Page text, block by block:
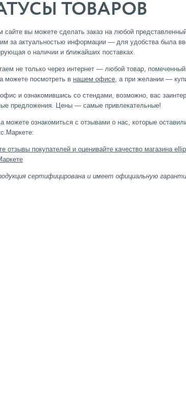
ТОВАРОВ
сайте вы можете сделать заказ на любой представленный
за актуальностью информации — для удобства была
о наличии и ближайших поставках.
не только через интернет — любой товар, помеченный
можете посмотреть в нашем офисе , а при желании —
и ознакомившись со стендами, возможно, вас
предложения. Цены — самые привлекательные!
можете ознакомиться с отзывами о нас, которые
сертифицирована и имеет официальную